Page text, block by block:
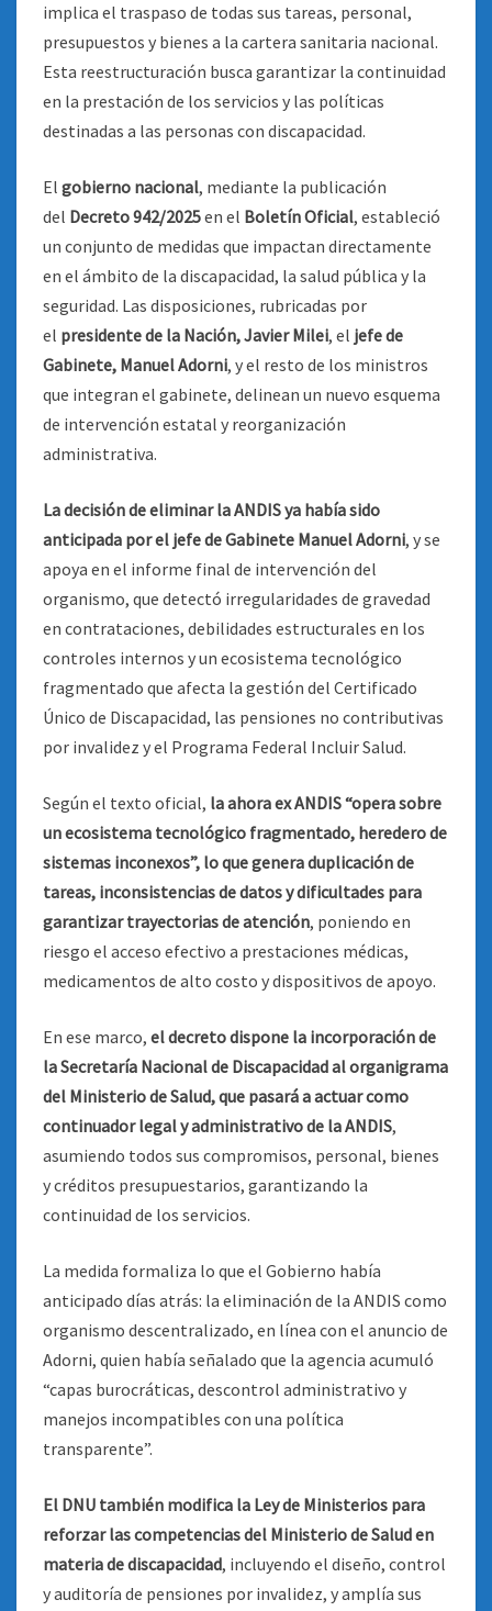
implica el traspaso de todas sus tareas, personal,
presupuestos y bienes a la cartera sanitaria nacional.
Esta reestructuración busca garantizar la continuidad
en la prestación de los servicios y las políticas
destinadas a las personas con discapacidad.
El gobierno nacional, mediante la publicación
del Decreto 942/2025en el Boletín Oficial, estableció
un conjunto de medidas que impactan directamente
en el ámbito de la discapacidad, la salud pública y la
seguridad. Las disposiciones, rubricadas por
el presidente de la Nación, Javier Milei, el jefe de
Gabinete, Manuel Adorni, y el resto de los ministros
que integran el gabinete, delinean un nuevo esquema
de intervención estatal y reorganización
administrativa.
La decisión de eliminar la ANDIS ya había sido
anticipada por el jefe de Gabinete Manuel Adorni, y se
apoya en el informe final de intervención del
organismo, que detectó irregularidades de gravedad
en contrataciones, debilidades estructurales en los
controles internos y un ecosistema tecnológico
fragmentado que afecta la gestión del Certificado
Único de Discapacidad, las pensiones no contributivas
por invalidez y el Programa Federal Incluir Salud.
Según el texto oficial, la ahora ex ANDIS “opera sobre
un ecosistema tecnológico fragmentado, heredero de
sistemas inconexos”, lo que genera duplicación de
tareas, inconsistencias de datos y dificultades para
garantizar trayectorias de atención, poniendo en
riesgo el acceso efectivo a prestaciones médicas,
medicamentos de alto costo y dispositivos de apoyo.
En ese marco, el decreto dispone la incorporación de
la Secretaría Nacional de Discapacidad al organigrama
del Ministerio de Salud, que pasará a actuar como
continuador legal y administrativo de la ANDIS,
asumiendo todos sus compromisos, personal, bienes
y créditos presupuestarios, garantizando la
continuidad de los servicios.
La medida formaliza lo que el Gobierno había
anticipado días atrás: la eliminación de la ANDIS como
organismo descentralizado, en línea con el anuncio de
Adorni, quien había señalado que la agencia acumuló
“capas burocráticas, descontrol administrativo y
manejos incompatibles con una política
transparente”.
El DNU también modifica la Ley de Ministerios para
reforzar las competencias del Ministerio de Salud en
materia de discapacidad, incluyendo el diseño, control
y auditoría de pensiones por invalidez, y amplía sus